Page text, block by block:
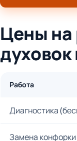
Цены на
Работа
Диагностика
Замена